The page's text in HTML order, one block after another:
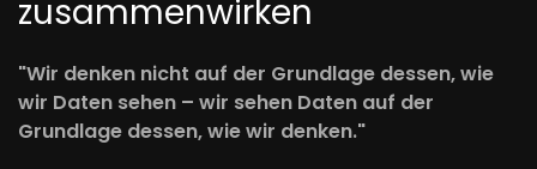
zusammenwirken
"Wir denken nicht auf der Grundlage dessen, wie
wir Daten sehen – wir sehen Daten auf der
Grundlage dessen, wie wir denken."